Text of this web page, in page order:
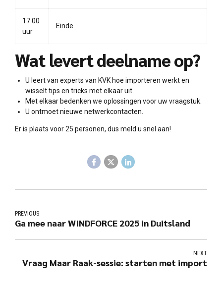
17.00
uur
Einde
Wat levert deelname op?
U leert van experts van KVK hoe importeren werkt en
wisselt tips en tricks met elkaar uit.
Met elkaar bedenken we oplossingen voor uw vraagstuk.
U ontmoet nieuwe netwerkcontacten.
Er is plaats voor 25 personen, dus meld u snel aan!
PREVIOUS
Ga mee naar WINDFORCE 2025 in Duitsland
NEXT
Vraag Maar Raak-sessie: starten met import